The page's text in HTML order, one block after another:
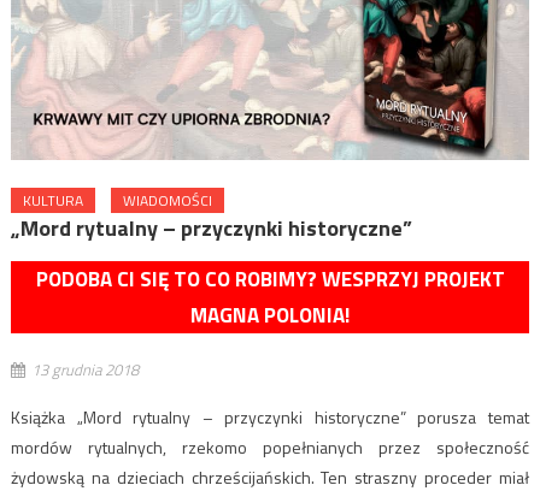
KULTURA WIADOMOŚCI
„Mord rytualny – przyczynki historyczne”
PODOBA CI SIĘ TO CO ROBIMY? WESPRZYJ PROJEKT
MAGNA POLONIA!
13 grudnia 2018
Książka „Mord rytualny – przyczynki historyczne” porusza temat
mordów rytualnych, rzekomo popełnianych przez społeczność
żydowską na dzieciach chrześcijańskich. Ten straszny proceder miał